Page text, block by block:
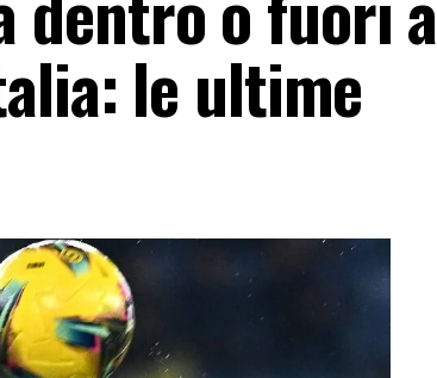
le ultime